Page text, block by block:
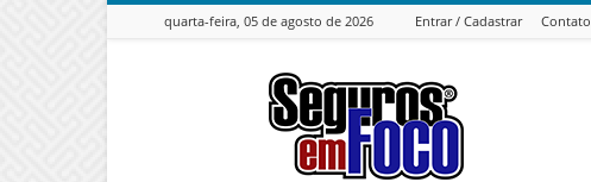
quarta-feira, 05 de agosto de 2026 Entrar / Cadastrar Contato
Seguros
em
Foco